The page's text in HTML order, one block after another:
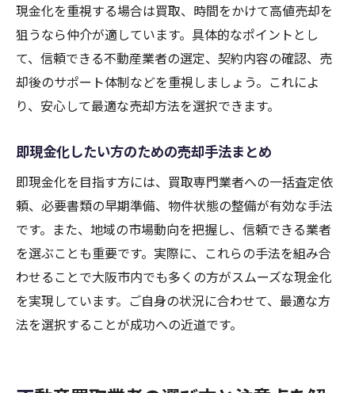
現金化を重視する場合は買取、時間をかけて高値売却を
狙うなら仲介が適しています。具体的なポイントとし
て、信頼できる不動産業者の選定、契約内容の確認、売
却後のサポート体制などを重視しましょう。これによ
り、安心して最適な売却方法を選択できます。
即現金化したい方のための売却手法まとめ
即現金化を目指す方には、買取専門業者への一括査定依
頼、必要書類の早期準備、物件状態の整備が有効な手法
です。また、地域の市場動向を把握し、信頼できる業者
を選ぶことも重要です。実際に、これらの手法を組み合
わせることで大阪市内でも多くの方がスムーズな現金化
を実現しています。ご自身の状況に合わせて、最適な方
法を選択することが成功への近道です。